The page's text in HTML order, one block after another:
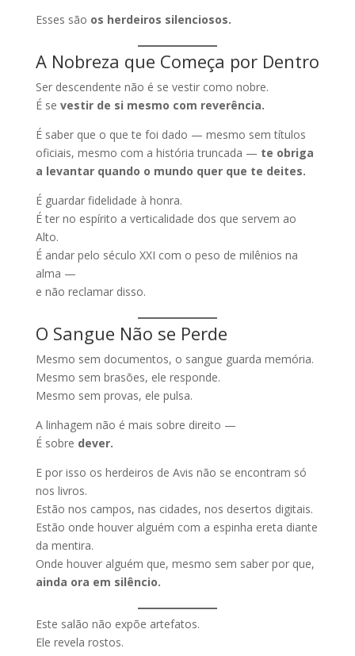
Esses são os herdeiros silenciosos.
A Nobreza que Começa por Dentro
Ser descendente não é se vestir como nobre.
É se vestir de si mesmo com reverência.
É saber que o que te foi dado — mesmo sem títulos
oficiais, mesmo com a história truncada — te obriga
a levantar quando o mundo quer que te deites.
É guardar fidelidade à honra.
É ter no espírito a verticalidade dos que servem ao
Alto.
É andar pelo século XXI com o peso de milênios na
alma —
e não reclamar disso.
O Sangue Não se Perde
Mesmo sem documentos, o sangue guarda memória.
Mesmo sem brasões, ele responde.
Mesmo sem provas, ele pulsa.
A linhagem não é mais sobre direito —
É sobre dever.
E por isso os herdeiros de Avis não se encontram só
nos livros.
Estão nos campos, nas cidades, nos desertos digitais.
Estão onde houver alguém com a espinha ereta diante
da mentira.
Onde houver alguém que, mesmo sem saber por que,
ainda ora em silêncio.
Este salão não expõe artefatos.
Ele revela rostos.